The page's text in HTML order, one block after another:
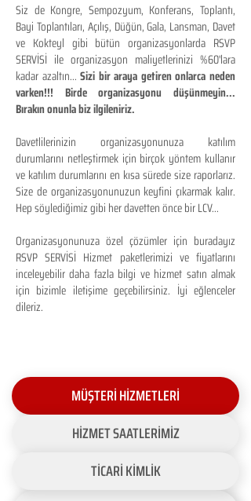
Siz de Kongre, Sempozyum, Konferans, Toplantı,
Bayi Toplantıları, Açılış, Düğün, Gala, Lansman, Davet
ve Kokteyl gibi bütün organizasyonlarda RSVP
SERVİSİ ile organizasyon maliyetlerinizi %60'lara
kadar azaltın...Sizi bir araya getiren onlarca neden
varken!!! Birde organizasyonu düşünmeyin...
Bırakın onunla biz ilgileniriz.
Davetlilerinizin organizasyonunuza katılım
durumlarını netleştirmek için birçok yöntem kullanır
ve katılım durumlarını en kısa sürede size raporlarız.
Size de organizasyonunuzun keyfini çıkarmak kalır.
Hep söylediğimiz gibi her davetten önce bir LCV...
Organizasyonunuza özel çözümler için buradayız
RSVP SERVİSİ Hizmet paketlerimizi ve fiyatlarını
inceleyebilir daha fazla bilgi ve hizmet satın almak
için bizimle iletişime geçebilirsiniz. İyi eğlenceler
dileriz.
MÜŞTERİ HİZMETLERİ
HİZMET SAATLERİMİZ
TİCARİ KİMLİK